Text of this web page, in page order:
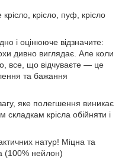
крісло, пуф, крісло
і оцінююче відзначите:
дивно виглядає. Але коли
все, що відчуваєте — це
та бажання
яке полегшення виникає
складкам крісла обійняти і
натур! Міцна та
(100% нейлон)